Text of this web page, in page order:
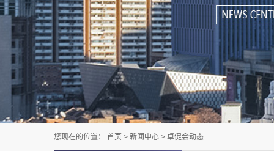
您现在的位置： 首页 > 新闻中心 > 卓促会动态